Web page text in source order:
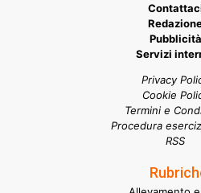
Pubblicità
Servizi
Privacy
Cookie
Termini e
Procedura
RSS